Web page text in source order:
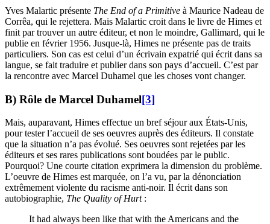
Yves Malartic présente The End of a Primitive à Maurice Nadeau de
Corrêa, qui le rejettera. Mais Malartic croit dans le livre de Himes et
finit par trouver un autre éditeur, et non le moindre, Gallimard, qui le
publie en février 1956. Jusque-là, Himes ne présente pas de traits
particuliers. Son cas est celui d’un écrivain expatrié qui écrit dans sa
langue, se fait traduire et publier dans son pays d’accueil. C’est par
la rencontre avec Marcel Duhamel que les choses vont changer.
B) Rôle de Marcel Duhamel[3]
Mais, auparavant, Himes effectue un bref séjour aux États-Unis,
pour tester l’accueil de ses oeuvres auprès des éditeurs. Il constate
que la situation n’a pas évolué. Ses oeuvres sont rejetées par les
éditeurs et ses rares publications sont boudées par le public.
Pourquoi? Une courte citation exprimera la dimension du problème.
L’oeuvre de Himes est marquée, on l’a vu, par la dénonciation
extrêmement violente du racisme anti-noir. Il écrit dans son
autobiographie, The Quality of Hurt :
It had always been like that with the Americans and the